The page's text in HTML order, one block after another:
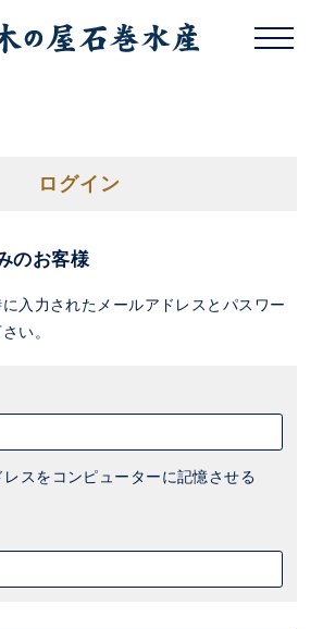
ログイン
のお客様
入力されたメールアドレスとパスワー
い。
スをコンピューターに記憶させる